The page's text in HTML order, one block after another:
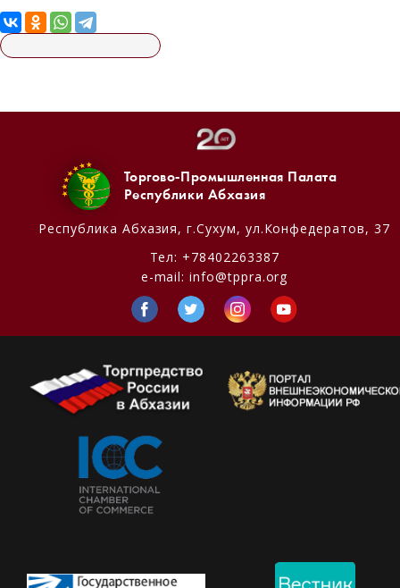
Торгово-Промышленная Палата
Республики Абхазия
Республика Абхазия, г.Сухум, ул.Конфедератов, 37
Тел: +78402263387
e-mail:info@tppra.org